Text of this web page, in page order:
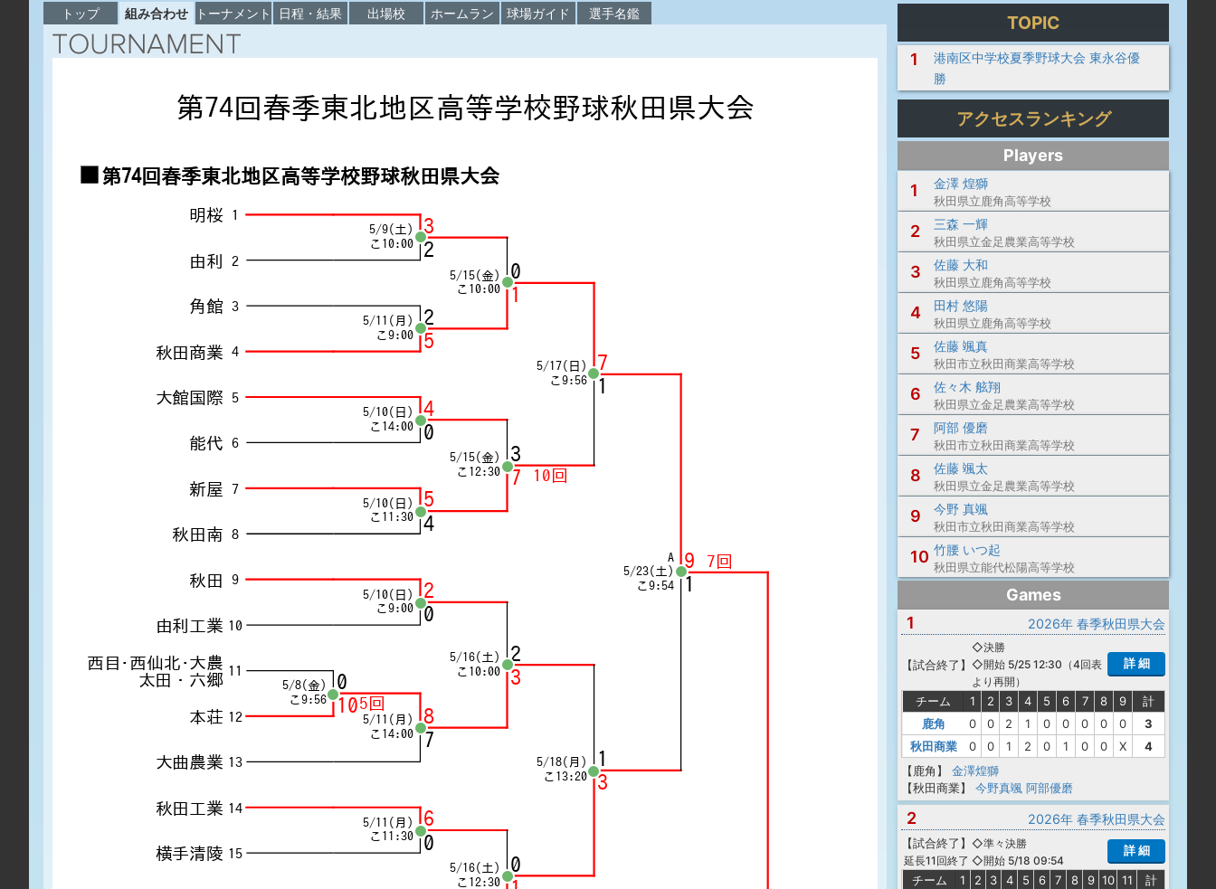
トップ 組み合わせ トーナメント 日程・結果 出場校 ホームラン 球場ガイド 選手名鑑 TOPIC
1
港南区中学校夏季野球大会 東永谷優
勝
アクセスランキング
Players
1
金澤 煌獅
秋田県立鹿角高等学校
2 三森 一輝
秋田県立金足農業高等学校
3 佐藤 大和
秋田県立鹿角高等学校
4 田村 悠陽
秋田県立鹿角高等学校
5 佐藤 颯真
秋田市立秋田商業高等学校
6 佐々木 舷翔
秋田県立金足農業高等学校
7 阿部 優磨
秋田市立秋田商業高等学校
8 佐藤 颯太
秋田県立金足農業高等学校
9 今野 真颯
秋田市立秋田商業高等学校
10 竹腰 いつ起
秋田県立能代松陽高等学校
Games
1
2026年 春季秋田県大会
【試合終了 】
◇決勝
◇開始 5/25 12:30（4回表
より再開）
詳 細
チーム 1 2 3 4 5 6 7 8 9
計
鹿角
0 0 2 1 0 0 0 0 0
3
秋田商業
0 0 1 2 0 1 0 0 X
4
【鹿角】
金澤煌獅
【秋田商業】
今野真颯 阿部優磨
2 2026年 春季秋田県大会
【試合終了 】
延長11回終了
◇準々決勝
◇開始 5/18 09:54
詳 細
チーム 1 2 3 4 5 6 7 8 9 10 11
計